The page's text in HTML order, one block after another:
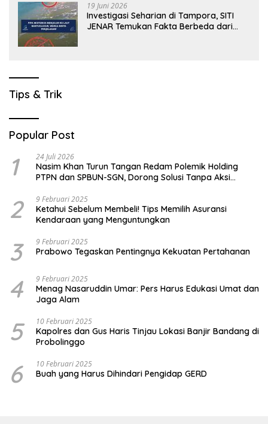
19 Juni 2026
Investigasi Seharian di Tampora, SITI
JENAR Temukan Fakta Berbeda dari
Tips & Trik
Popular Post
1 24 Juli 2026
Nasim Khan Turun Tangan Redam Polemik Holding
PTPN dan SPBUN-SGN, Dorong Solusi Tanpa Aksi
2 9 Februari 2025
Ketahui Sebelum Membeli! Tips Memilih Asuransi
Kendaraan yang Menguntungkan
3 9 Februari 2025
Prabowo Tegaskan Pentingnya Kekuatan Pertahanan
4 9 Februari 2025
Menag Nasaruddin Umar: Pers Harus Edukasi Umat dan
Jaga Alam
5 10 Februari 2025
Kapolres dan Gus Haris Tinjau Lokasi Banjir Bandang di
Probolinggo
6 10 Februari 2025
Buah yang Harus Dihindari Pengidap GERD